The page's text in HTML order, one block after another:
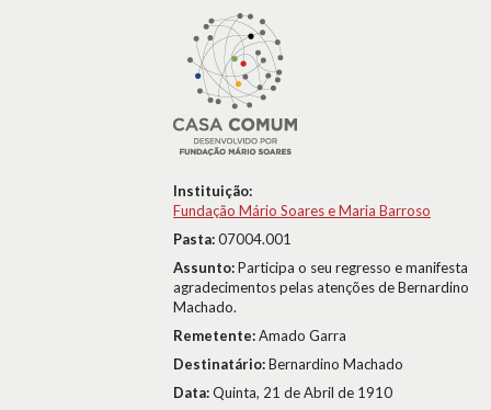
Instituição:
Fundação Mário Soares e Maria Barroso
Pasta:07004.001
Assunto:Participa o seu regresso e manifesta
agradecimentos pelas atenções de Bernardino
Machado.
Remetente:Amado Garra
Destinatário:Bernardino Machado
Data:Quinta, 21 de Abril de 1910